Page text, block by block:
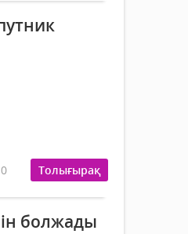
0 Толығырақ
болжады